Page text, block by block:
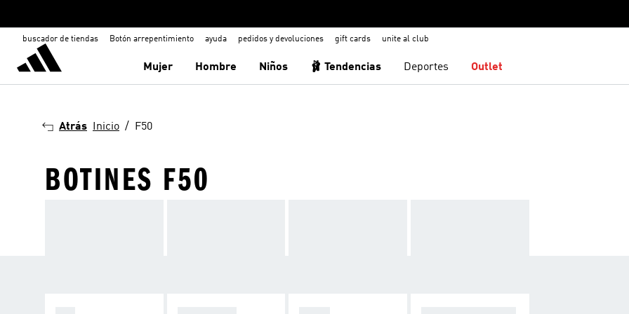
buscador de tiendas Botón arrepentimiento ayuda pedidos y devoluciones gift cards unite al club
Mujer Hombre Niños 🩰 Tendencias Deportes Outlet
Atrás Inicio F50
BOTINES F50